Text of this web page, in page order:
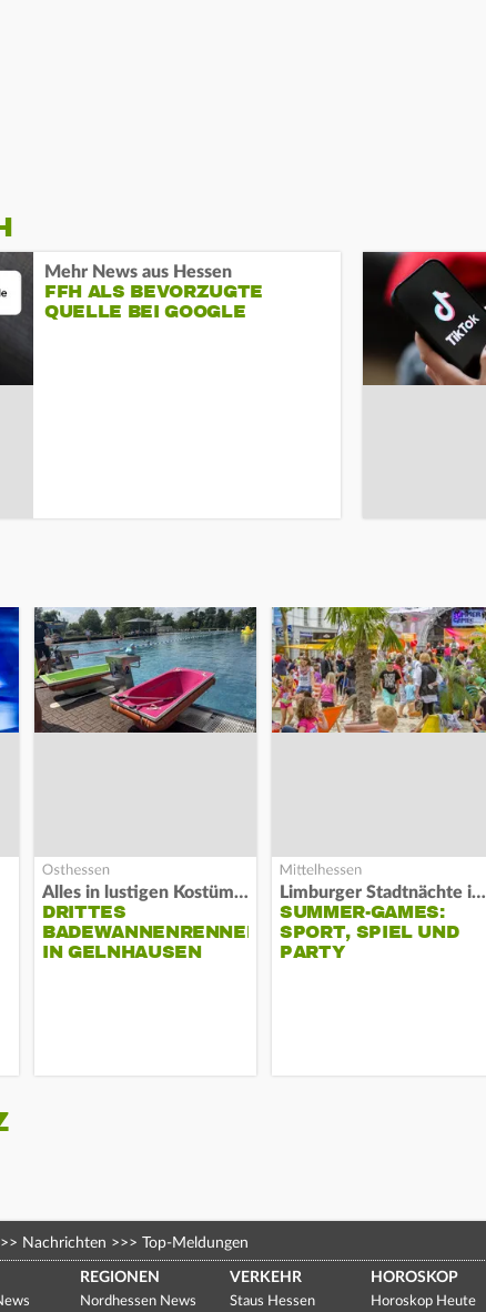
Mehr News aus Hessen
FFH ALS BEVORZUGTE
QUELLE BEI GOOGLE
Alles in lustigen Kostümen
DRITTES
BADEWANNENRENNEN
IN GELNHAUSEN
Limburger Stadtnächte im Sand
SUMMER-GAMES:
SPORT, SPIEL UND
PARTY
Nachrichten >>> Top-Meldungen
REGIONEN
Nordhessen News
VERKEHR
Staus Hessen
HOROSKOP
Horoskop Heute